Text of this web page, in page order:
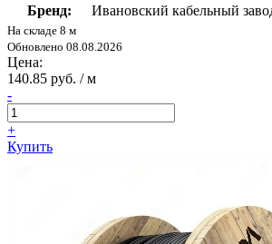
Бренд:
Ивановский кабельный
На складе 8 м
Обновлено 08.08.2026
Цена:
140.85 руб. / м
-
+
Купить